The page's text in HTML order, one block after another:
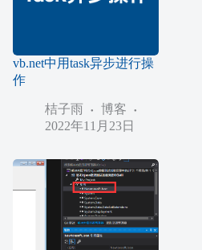
vb.net中用task异步进行操
作
桔子雨
博客
2022年11月23日